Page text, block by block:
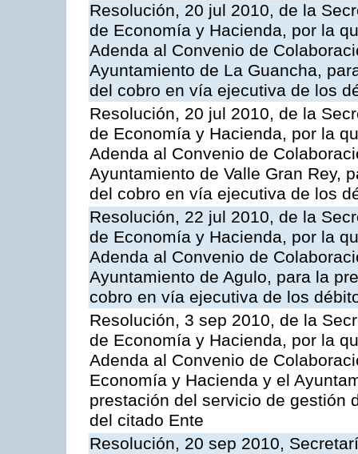
Resolución, 20 jul 2010, de la
de Economía y Hacienda, por la
Adenda al Convenio de
Ayuntamiento de La Guancha,
del cobro en vía ejecutiva de los
Resolución, 20 jul 2010, de la
de Economía y Hacienda, por la
Adenda al Convenio de
Ayuntamiento de Valle Gran Rey,
del cobro en vía ejecutiva de los
Resolución, 22 jul 2010, de la
de Economía y Hacienda, por la
Adenda al Convenio de
Ayuntamiento de Agulo, para la
cobro en vía ejecutiva de los
Resolución, 3 sep 2010, de la
de Economía y Hacienda, por la
Adenda al Convenio de
Economía y Hacienda y el
prestación del servicio de gestión
del citado Ente
Resolución, 20 sep 2010,